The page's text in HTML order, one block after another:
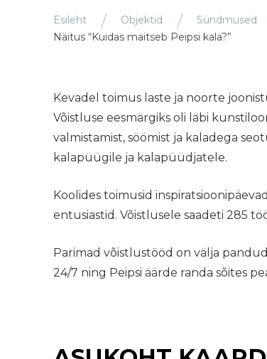
Esileht Objektid Sündmused
Näitus “Kuidas maitseb Peipsi kala?”
Kevadel toimus laste ja noorte
Võistluse eesmärgiks oli läbi
valmistamist, söömist ja kaladega
kalapüügile ja kalapüüdjatele.
Koolides toimusid
entusiastid. Võistlusele saadeti 285
Parimad võistlustööd on välja
24/7 ning Peipsi äärde randa sõites